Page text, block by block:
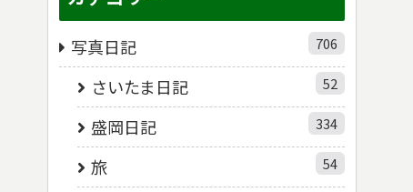
写真日記 706
さいたま日記 52
盛岡日記 334
旅 54